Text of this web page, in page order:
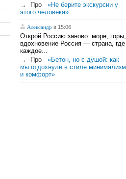
→
Про
«Не берите экскурсии у
этого человека»
Александр в 15:06
Открой Россию заново: море, горы,
вдохновение Россия — страна, где
каждое...
→
Про
«Бетон, но с душой: как
мы отдохнули в стиле минимализм
и комфорт»